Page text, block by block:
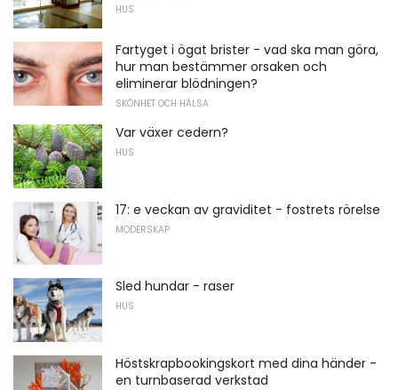
HUS
Fartyget i ögat brister - vad ska man göra,
hur man bestämmer orsaken och
eliminerar blödningen?
SKÖNHET OCH HÄLSA
Var växer cedern?
HUS
17: e veckan av graviditet - fostrets rörelse
MODERSKAP
Sled hundar - raser
HUS
Höstskrapbookingskort med dina händer -
en turnbaserad verkstad